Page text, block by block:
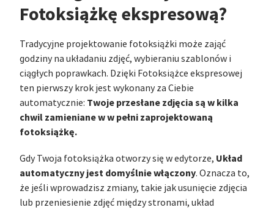
Fotoksiążkę ekspresową?
Tradycyjne projektowanie fotoksiążki może zająć
godziny na układaniu zdjęć, wybieraniu szablonów i
ciągłych poprawkach. Dzięki Fotoksiążce ekspresowej
ten pierwszy krok jest wykonany za Ciebie
automatycznie: Twoje przesłane zdjęcia są w kilka
chwil zamieniane w w pełni zaprojektowaną
fotoksiążkę.
Gdy Twoja fotoksiążka otworzy się w edytorze, Układ
automatyczny jest domyślnie włączony. Oznacza to,
że jeśli wprowadzisz zmiany, takie jak usunięcie zdjęcia
lub przeniesienie zdjęć między stronami, układ